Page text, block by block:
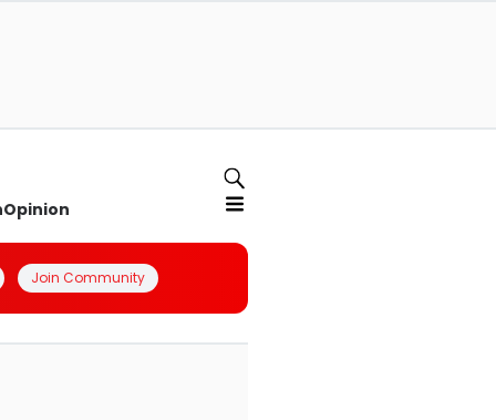
Opinion
Join Community